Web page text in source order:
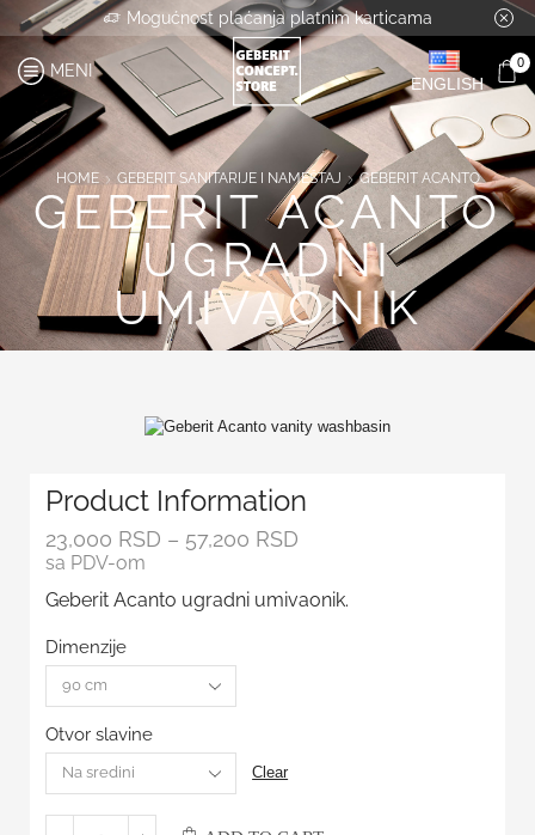
Mogućnost plaćanja platnim karticama
MENI
ENGLISH
0
HOME GEBERIT SANITARIJE I NAMEŠTAJ GEBERIT ACANTO
GEBERIT ACANTO
UGRADNI
UMIVAONIK
Product Information
23,000 RSD – 57,200 RSD
sa PDV-om
Geberit Acanto ugradni umivaonik.
Dimenzije
Otvor slavine
Clear